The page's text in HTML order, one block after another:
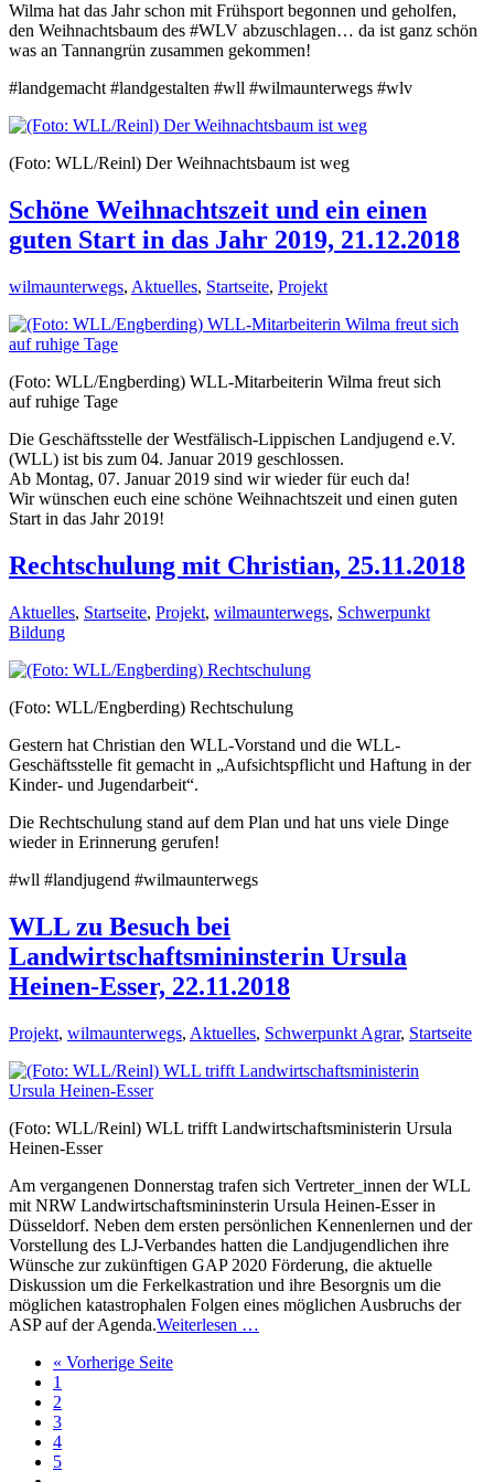
Wilma hat das Jahr schon mit Frühsport begonnen und geholfen,
den Weihnachtsbaum des #WLV abzuschlagen… da ist ganz schön
was an Tannangrün zusammen gekommen!
#landgemacht #landgestalten #wll #wilmaunterwegs #wlv
(Foto: WLL/Reinl) Der Weihnachtsbaum ist weg
Schöne Weihnachtszeit und ein einen
guten Start in das Jahr 2019, 21.12.2018
wilmaunterwegs, Aktuelles, Startseite, Projekt
(Foto: WLL/Engberding) WLL-Mitarbeiterin Wilma freut sich
auf ruhige Tage
Die Geschäftsstelle der Westfälisch-Lippischen Landjugend e.V.
(WLL) ist bis zum 04. Januar 2019 geschlossen.
Ab Montag, 07. Januar 2019 sind wir wieder für euch da!
Wir wünschen euch eine schöne Weihnachtszeit und einen guten
Start in das Jahr 2019!
Rechtschulung mit Christian, 25.11.2018
Aktuelles, Startseite, Projekt, wilmaunterwegs, Schwerpunkt
Bildung
(Foto: WLL/Engberding) Rechtschulung
Gestern hat Christian den WLL-Vorstand und die WLL-
Geschäftsstelle fit gemacht in „Aufsichtspflicht und Haftung in der
Kinder- und Jugendarbeit“.
Die Rechtschulung stand auf dem Plan und hat uns viele Dinge
wieder in Erinnerung gerufen!
#wll #landjugend #wilmaunterwegs
WLL zu Besuch bei
Landwirtschaftsmininsterin Ursula
Heinen-Esser, 22.11.2018
Projekt, wilmaunterwegs, Aktuelles, Schwerpunkt Agrar, Startseite
(Foto: WLL/Reinl) WLL trifft Landwirtschaftsministerin Ursula
Heinen-Esser
Am vergangenen Donnerstag trafen sich Vertreter_innen der WLL
mit NRW Landwirtschaftsmininsterin Ursula Heinen-Esser in
Düsseldorf. Neben dem ersten persönlichen Kennenlernen und der
Vorstellung des LJ-Verbandes hatten die Landjugendlichen ihre
Wünsche zur zukünftigen GAP 2020 Förderung, die aktuelle
Diskussion um die Ferkelkastration und ihre Besorgnis um die
möglichen katastrophalen Folgen eines möglichen Ausbruchs der
ASP auf der Agenda.Weiterlesen …
« Vorherige Seite
1
2
3
4
5